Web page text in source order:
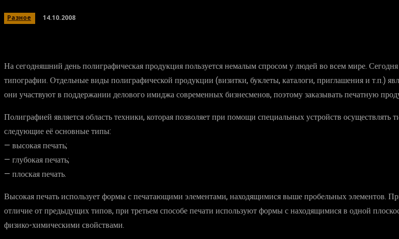
Разное 14.10.2008
На сегодняшний день полиграфическая продукция пользуется немалым спросом у людей во всем мире.
типографии. Отдельные виды полиграфической продукции (визитки, буклеты, каталоги, приглашения и т.п.)
они участвуют в поддержании делового имиджа современных бизнесменов, поэтому заказывать печатную
Полиграфией является область техники, которая позволяет при помощи специальных устройств
следующие её основные типы:
— высокая печать;
— глубокая печать;
— плоская печать.
Высокая печать использует формы с печатающими элементами, находящимися выше пробельных элементов.
отличие от предыдущих типов, при третьем способе печати используют формы с находящимися в одной
физико-химическими свойствами.